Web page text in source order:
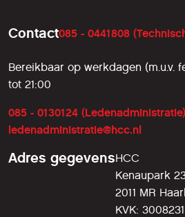
Contact085 - 0441808
Bereikbaar op werkdagen (m.u.v.
tot 21:00
085 - 0130124 (Ledenadministratie)
ledenadministratie@hcc.nl
Adres gegevensHCC
Kenaupark
2011 MR
KVK: